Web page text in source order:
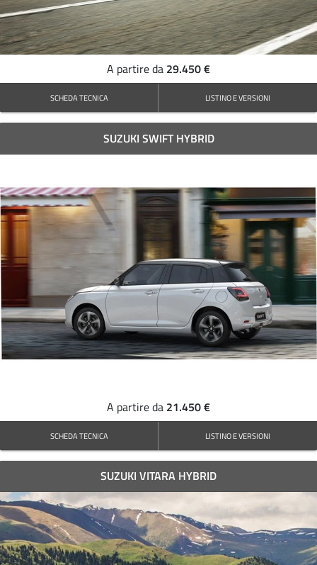
A partire da 29.450 €
SCHEDA TECNICA LISTINO E VERSIONI
SUZUKI SWIFT HYBRID
A partire da 21.450 €
SCHEDA TECNICA LISTINO E VERSIONI
SUZUKI VITARA HYBRID